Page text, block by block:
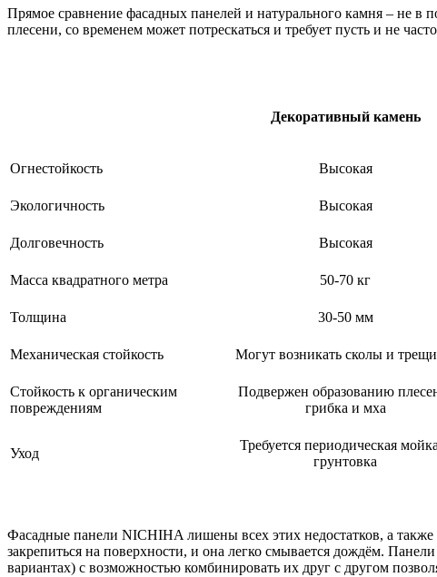
Прямое сравнение фасадных панелей и натурального камня – не в
плесени, со временем может потрескаться и требует пусть и не
Декоративный камень
Огнестойкость Высокая
Экологичность Высокая
Долговечность Высокая
Масса квадратного метра 50-70 кг
Толщина 30-50 мм
Механическая стойкость Могут возникать сколы и
Стойкость к органическим
повреждениям
Подвержен образованию
грибка и мха
Уход
Требуется периодическая
грунтовка
Фасадные панели NICHIHA лишены всех этих недостатков, а
закрепиться на поверхности, и она легко смывается дождём.
вариантах) с возможностью комбинировать их друг с другом